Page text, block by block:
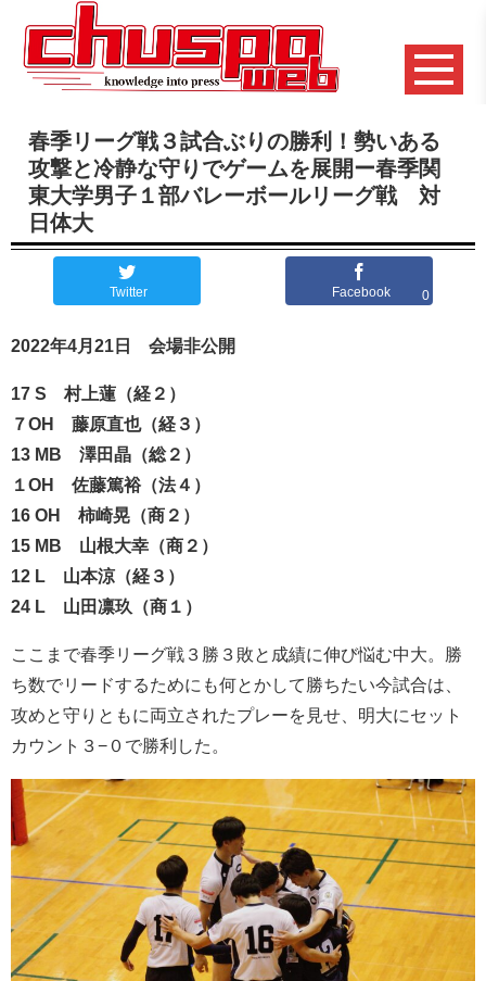
春季リーグ戦３試合ぶりの勝利！勢いある
攻撃と冷静な守りでゲームを展開ー春季関
東大学男子１部バレーボールリーグ戦 対
日体大
Twitter Facebook 0
2022年4月21日 会場非公開
17 S 村上蓮（経２）
７OH 藤原直也（経３）
13 MB 澤田晶（総２）
１OH 佐藤篤裕（法４）
16 OH 柿崎晃（商２）
15 MB 山根大幸（商２）
12 L 山本涼（経３）
24 L 山田凛玖（商１）
ここまで春季リーグ戦３勝３敗と成績に伸び悩む中大。勝
ち数でリードするためにも何とかして勝ちたい今試合は、
攻めと守りともに両立されたプレーを見せ、明大にセット
カウント３−０で勝利した。